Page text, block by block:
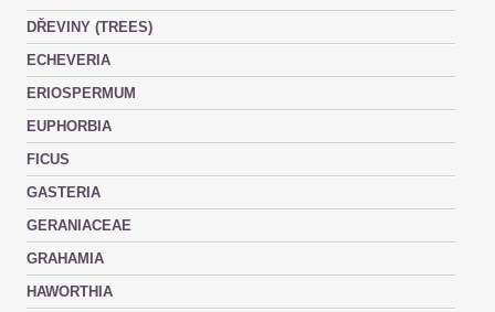
DŘEVINY (TREES)
ECHEVERIA
ERIOSPERMUM
EUPHORBIA
FICUS
GASTERIA
GERANIACEAE
GRAHAMIA
HAWORTHIA